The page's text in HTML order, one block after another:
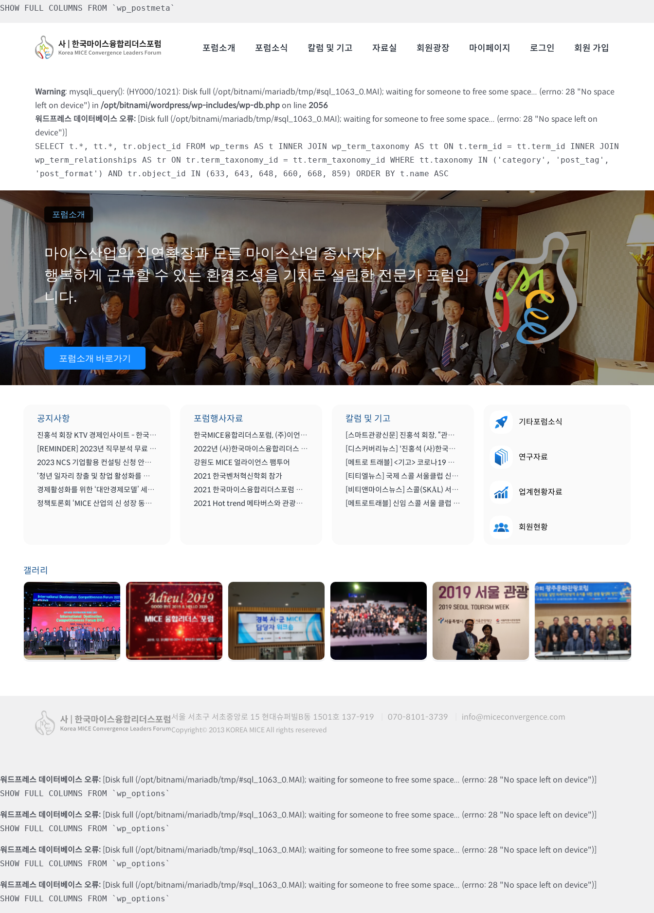
SHOW FULL COLUMNS FROM `wp_postmeta`
포럼소개 포럼소식 칼럼 및 기고 자료실 회원광장 마이페이지 로그인 회원 가입
Warning: mysqli_query(): (HY000/1021): Disk full (/opt/bitnami/mariadb/tmp/#sql_1063_0.MAI); waiting for someone to free some space... (errno: 28 "No space
left on device") in /opt/bitnami/wordpress/wp-includes/wp-db.phpon line2056
워드프레스 데이터베이스 오류: [Disk full (/opt/bitnami/mariadb/tmp/#sql_1063_0.MAI); waiting for someone to free some space... (errno: 28 "No space left on
device")]
SELECT t.*, tt.*, tr.object_id FROM wp_terms AS t INNER JOIN wp_term_taxonomy AS tt ON t.term_id = tt.term_id INNER JOIN
wp_term_relationships AS tr ON tr.term_taxonomy_id = tt.term_taxonomy_id WHERE tt.taxonomy IN ('category', 'post_tag',
'post_format') AND tr.object_id IN (633, 643, 648, 660, 668, 859) ORDER BY t.name ASC
포럼소개
마이스산업의 외연확장과 모든 마이스산업 종사자가
행복하게 근무할 수 있는 환경조성을 기치로 설립한 전문가 포럼입
니다.
포럼소개 바로가기
공지사항
진홍석 회장 KTV 경제인사이트 - 한국 마이스를 말하다
[REMINDER] 2023년 직무분석 무료 컨설팅
2023 NCS 기업활용 컨설팅 신청 안내(무료)
‘청년 일자리 창출 및 창업 활성화를 위한 MICE산업 글로벌화를 위한 세미나'
경제활성화를 위한 ‘대안경제모델’ 세미나
정책토론회 ‘MICE 산업의 신 성장 동력: 협회/단체 관리 및 복합리조트 산업’
포럼행사자료
한국MICE융합리더스포럼, (주)이언컨설팅그룹과 MOU(업무협약) 체결식
2022년 (사)한국마이스융합리더스 포럼 송년 세미나 공유
강원도 MICE 얼라이언스 팸투어
2021 한국벤처혁신학회 참가
2021 한국마이스융합리더스포럼 온라인 세미나 I 2021.08..11
2021 Hot trend 메타버스와 관광산업 I 2021.08.11
칼럼 및 기고
[스마트관광신문] 진홍석 회장, “관광·MICE산업을 바라보는 가치의 전환을 위해 노력이 필요한 시기” | 2021.04.29
[디스커버리뉴스] '진홍석 (사)한국마이스융합리더스포럼 회장',"코로나를 또다른 기회로" | 2020.07.06
[메트로 트래블] <기고> 코로나19 이후 지속가능한 관광마이스산업과 'MICE 5.0' | 2020.06.28
[티티엘뉴스] 국제 스콜 서울클럽 신임 회장에 진홍석 (사)한국마이스융합리더스포럼 회장 | 2019.12.13
[비티앤마이스뉴스] 스콜(SKÅL) 서울 클럽, 2020년 한 해 동안 이끌 새 임원진 구성하다 | 2019.12.13
[메트로트래블] 신임 스콜 서울 클럽 회장에 진홍석 한국마이스융합리더스포럼회장 선출 | 2019.12.22
기타포럼소식
연구자료
업계현황자료
회원현황
갤러리
GDW 2021 | 2021.
08. 25
송년회 | 2019. 12. 31
경북시군 마이스 담당
자 워크숍 | 2019. 12.
16
여수 마이스육성포럼 |
2019. 12. 05
서울관광대상 수상 |
2019. 12. 04
광주문화관광포럼 |
2019. 11. 18
서울 서초구 서초중앙로 15 현대슈퍼빌B동 1501호 137-919 070-8101-3739 info@miceconvergence.com
Copyright© 2013 KOREA MICE All rights resereved
워드프레스 데이터베이스 오류: [Disk full (/opt/bitnami/mariadb/tmp/#sql_1063_0.MAI); waiting for someone to free some space... (errno: 28 "No space left on device")]
SHOW FULL COLUMNS FROM `wp_options`
워드프레스 데이터베이스 오류: [Disk full (/opt/bitnami/mariadb/tmp/#sql_1063_0.MAI); waiting for someone to free some space... (errno: 28 "No space left on device")]
SHOW FULL COLUMNS FROM `wp_options`
워드프레스 데이터베이스 오류: [Disk full (/opt/bitnami/mariadb/tmp/#sql_1063_0.MAI); waiting for someone to free some space... (errno: 28 "No space left on device")]
SHOW FULL COLUMNS FROM `wp_options`
워드프레스 데이터베이스 오류: [Disk full (/opt/bitnami/mariadb/tmp/#sql_1063_0.MAI); waiting for someone to free some space... (errno: 28 "No space left on device")]
SHOW FULL COLUMNS FROM `wp_options`